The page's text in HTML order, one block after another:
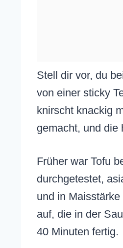
Stell dir vor, du
von einer sticky
knirscht knackig
gemacht, und die
Früher war Tofu
durchgetestet,
und in
auf, die in der
40 Minuten fertig.